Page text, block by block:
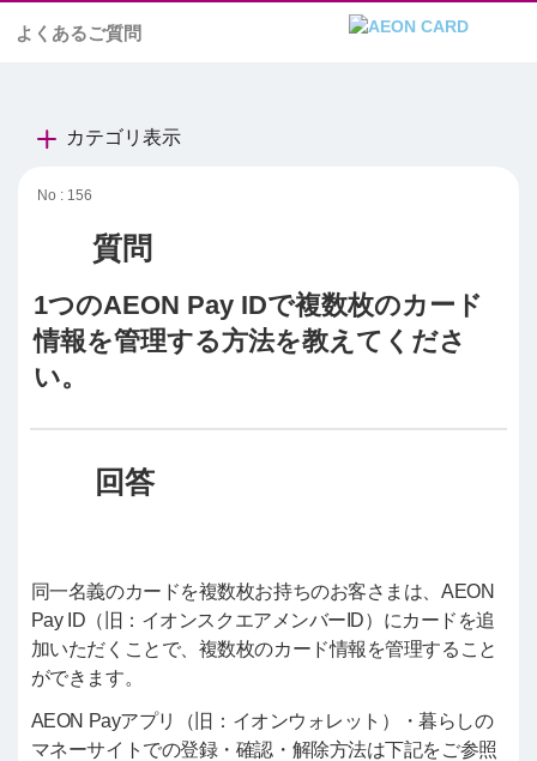
よくあるご質問
カテゴリ表示
No : 156
1つのAEON Pay IDで複数枚のカード
情報を管理する方法を教えてくださ
い。
同一名義のカードを複数枚お持ちのお客さまは、AEON
Pay ID（旧：イオンスクエアメンバーID）にカードを追
加いただくことで、複数枚のカード情報を管理すること
ができます。
AEON Payアプリ（旧：イオンウォレット）・暮らしの
マネーサイトでの登録・確認・解除方法は下記をご参照